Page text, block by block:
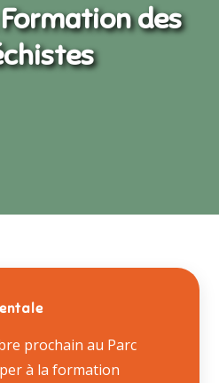
Formation des
prochain au Parc
à la formation